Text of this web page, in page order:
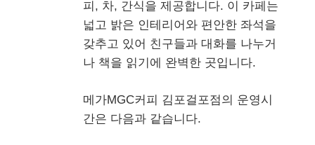
피, 차, 간식을 제공합니다. 이 카페는
넓고 밝은 인테리어와 편안한 좌석을
갖추고 있어 친구들과 대화를 나누거
나 책을 읽기에 완벽한 곳입니다.
메가MGC커피 김포걸포점의 운영시
간은 다음과 같습니다.